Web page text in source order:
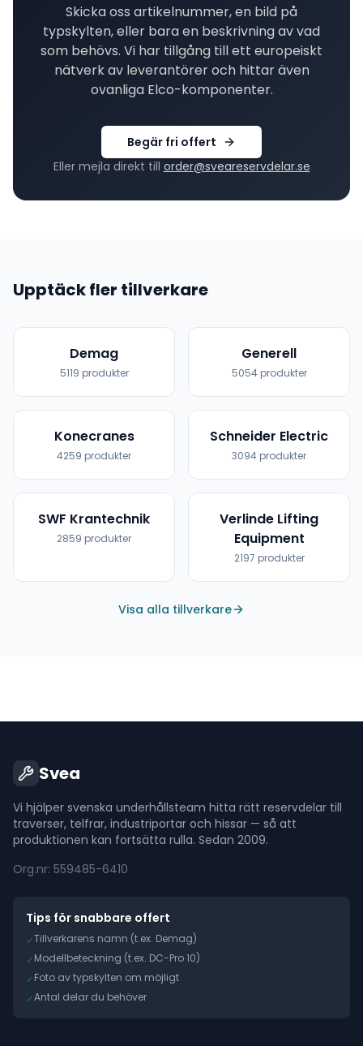
Skicka oss artikelnummer, en bild på
typskylten, eller bara en beskrivning av vad
som behövs. Vi har tillgång till ett europeiskt
nätverk av leverantörer och hittar även
ovanliga Elco-komponenter.
Begär fri offert
Eller mejla direkt till order@sveareservdelar.se
Upptäck fler tillverkare
Demag
5119 produkter
Generell
5054produkter
Konecranes
4259 produkter
Schneider Electric
3094 produkter
SWF Krantechnik
2859 produkter
Verlinde Lifting
Equipment
2197 produkter
Visa alla tillverkare
Svea
Vi hjälper svenska underhållsteam hitta rätt reservdelar till
traverser, telfrar, industriportar och hissar — så att
produktionen kan fortsätta rulla. Sedan 2009.
Org.nr: 559485-6410
Tips för snabbare offert
✓Tillverkarens namn (t.ex. Demag)
✓Modellbeteckning (t.ex. DC-Pro 10)
✓Foto av typskylten om möjligt
✓Antal delar du behöver